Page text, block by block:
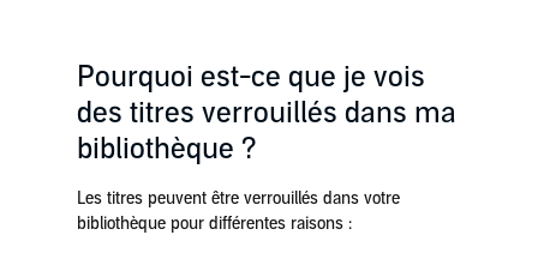
Pourquoi est-ce que je vois
des titres verrouillés dans ma
bibliothèque ?
Les titres peuvent être verrouillés dans votre
bibliothèque pour différentes raisons :